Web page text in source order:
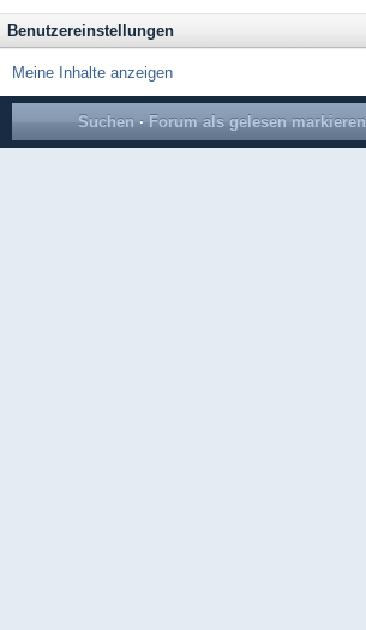
Benutzereinstellungen
Meine Inhalte anzeigen
Suchen · Forum als gelesen markieren